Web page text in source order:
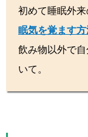
初めて睡眠外来
眠気を覚ます方
飲み物以外で
いて。